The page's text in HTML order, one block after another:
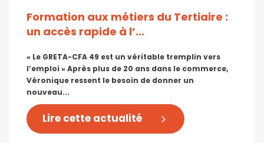
Formation aux métiers du Tertiaire :
un accès rapide à l’...
« Le GRETA-CFA 49 est un véritable tremplin vers
l’emploi » Après plus de 20 ans dans le commerce,
Véronique ressent le besoin de donner un
nouveau...
Lire cette actualité